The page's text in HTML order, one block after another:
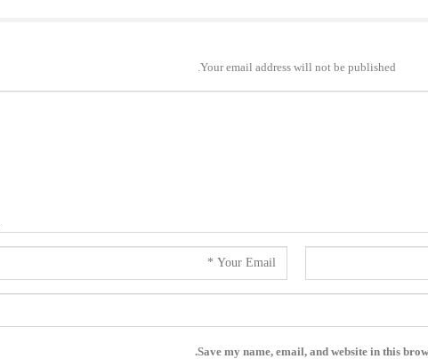
Your email address will not be published.
Save my name, email, and website in this